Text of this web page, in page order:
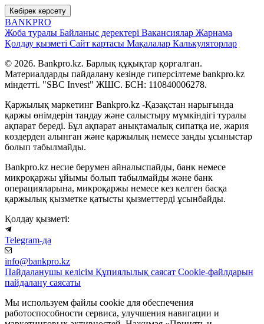
Көбірек көрсету
BANKPRO
Жоба туралы Байланыс деректері Вакансиялар Жарнама
Қолдау қызметі Сайт картасы Мақалалар Калькуляторлар
© 2026. Bankpro.kz. Барлық құқықтар қорғалған.
Материалдарды пайдалану кезінде гиперсілтеме bankpro.kz
міндетті. "SBC Invest" ЖШС. БСН: 110840006278.
Қаржылық маркетинг Bankpro.kz -Қазақстан нарығында
қаржы өнімдерін таңдау және салыстыру мүмкіндігі туралы
ақпарат береді. Бұл ақпарат анықтамалық сипатқа ие, жария
көздерден алынған және қаржылық немесе заңды ұсыныстар
болып табылмайды.
Bankpro.kz несие берумен айналыспайды, банк немесе
микроқаржы ұйымы болып табылмайды және банк
операцияларына, микроқаржы немесе кез келген басқа
қаржылық қызметке қатысты қызметтерді ұсынбайды.
Қолдау қызметі:
Telegram-да
info@bankpro.kz
Пайдаланушы келісім Құпиялылық саясат Cookie-файлдарын
пайдалану саясаты
Мы используем файлы cookie для обеспечения
работоспособности сервиса, улучшения навигации и